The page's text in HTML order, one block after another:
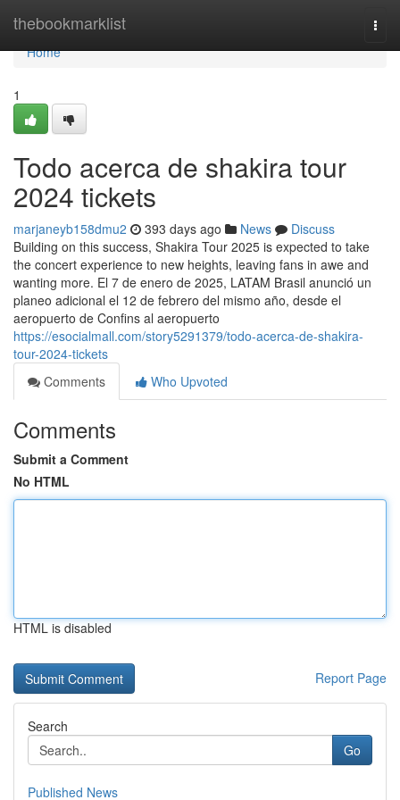
thebookmarklist
Home
Home
1
Todo acerca de shakira tour
2024 tickets
marjaneyb158dmu2 393 days ago News
Discuss
Building on this success, Shakira Tour 2025 is expected to take
the concert experience to new heights, leaving fans in awe and
wanting more. El 7 de enero de 2025, LATAM Brasil anunció un
planeo adicional el 12 de febrero del mismo año, desde el
aeropuerto de Confins al aeropuerto
https://esocialmall.com/story5291379/todo-acerca-de-shakira-
tour-2024-tickets
Comments
Who Upvoted
Comments
Submit a Comment
No HTML
HTML is disabled
Report Page
Search
Go
Published News